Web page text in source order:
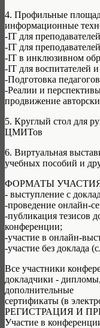
4. Профильные
информационные
-IT для
-IT для
-IT в инклюзивном
-IT для воспитателей
-Подготовка
-Реалии и
продвижение
5. Круглый стол для
ЦМИТов
6. Виртуальная
учебных пособий и
ФОРМАТЫ
- выступление с
-проведение онлайн-
-публикация тезисов
конференции;
-участие в онлайн-
-участие без доклада
Все участники
докладчики -
дополнительные
сертификаты (в
РЕГИСТРАЦИЯ И
Участие в